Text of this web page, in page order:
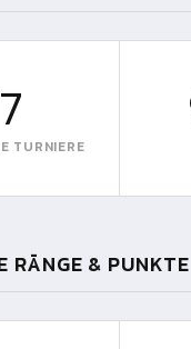
TURNIERE
RÄNGE & PUNKTE